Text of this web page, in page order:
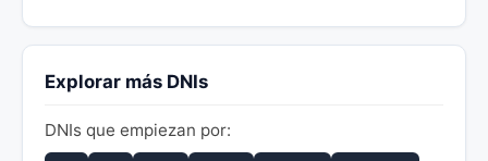
Explorar más DNIs
DNIs que empiezan por: